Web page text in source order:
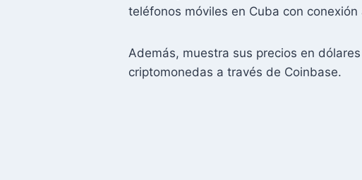
teléfonos móviles en Cuba con conexión
Además, muestra sus precios en
criptomonedas a través de Coinbase.